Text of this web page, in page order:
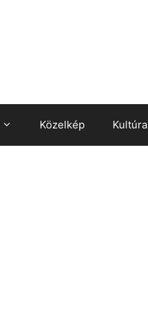
Közelkép Kultúra